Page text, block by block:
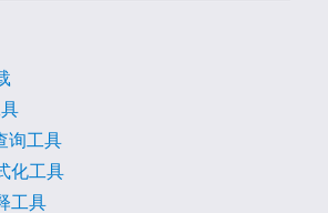
询工具
化工具
工具